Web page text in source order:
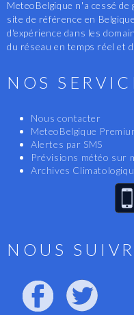
MeteoBelgique n'a cessé
site de référence en
d'expérience dans les
du réseau en temps réel et
NOS
Nous contacter
MeteoBelgique
Alertes par SMS
Prévisions météo sur
Archives
NOUS